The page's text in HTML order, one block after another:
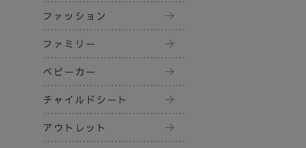
ファッション
ファミリー
ベビーカー
チャイルドシート
アウトレット